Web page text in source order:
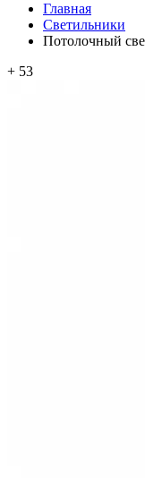
Главная
Светильники
Потолочный
+ 53